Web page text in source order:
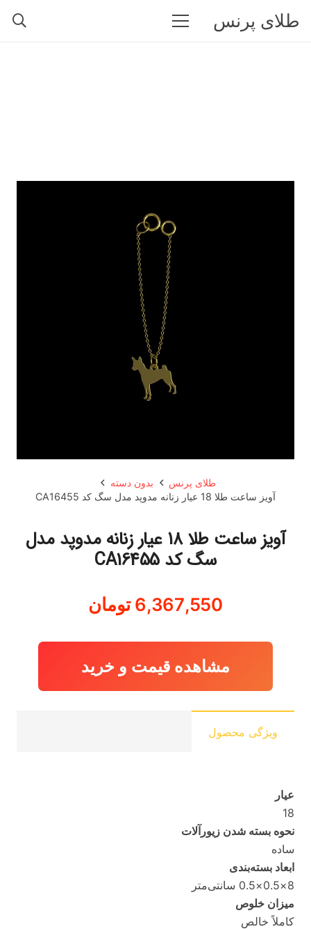
طلای پرنس
طلای پرنس
بدون دسته
آویز ساعت طلا 18 عیار زنانه مدوپد مدل سگ کد CA16455
آویز ساعت طلا 18 عیار زنانه مدوپد مدل
سگ کد CA16455
6,367,550 تومان
مشاهده قیمت و خرید
ویژگی محصول
عیار
18
نحوه بسته شدن زیورآلات
ساده
ابعاد بسته‌بندی
8×0.5×0.5 سانتی‌متر
میزان خلوص
کاملاً خالص